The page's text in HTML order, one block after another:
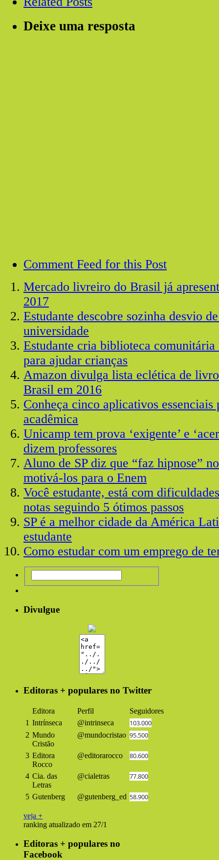
Deixe uma resposta
Comment Feed for this Post
Mercado livreiro do Brasil já
2017
Estudante descobre sozinha desvio
universidade
Estudante cria biblioteca
para ajudar crianças
Amazon divulga lista eclética de
Brasil em 2016
Conheça cinco aplicativos essenciais
acadêmica
Unicamp tem prova ‘exigente’ e
dizem professores
Aluno de SP diz que “faz hipnose”
motivá-los para o Enem
Você estudante, está com
notas seguindo 5 ótimos passos
SP é a melhor cidade da América
estudante
Como estudar com um emprego de
Divulgue
Editoras + populares no Twitter
Editora Perfil
Seguidores
1 Intrínseca @intrinseca 103.000
2 Mundo
Cristão
@mundocristao 95.500
3 Editora
Rocco
@editorarocco 80.600
4 Cia. das
Letras
@cialetras 77.800
5 Gutenberg @gutenberg_ed 58.900
veja +
ranking atualizado em 27/1
Editoras + populares no
Facebook